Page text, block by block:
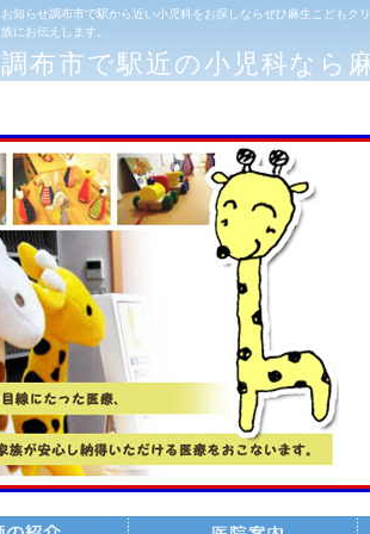
お知らせ調布市で駅から近い小児科をお探しならぜひ麻生こども
族にお伝えします。
調布市で駅近の小児科なら